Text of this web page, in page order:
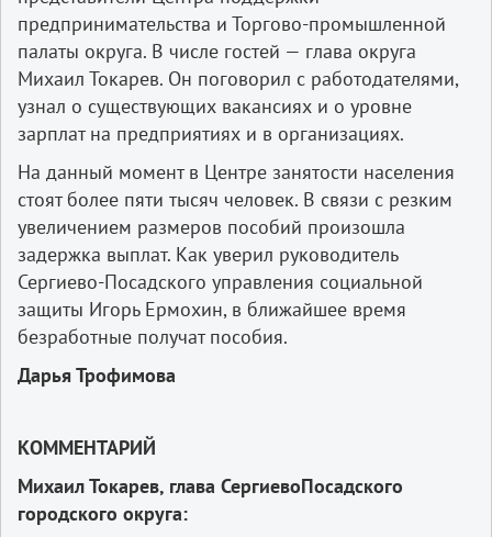
предпринимательства и Торгово-промышленной
палаты округа. В числе гостей — глава округа
Михаил Токарев. Он поговорил с работодателями,
узнал о существующих вакансиях и о уровне
зарплат на предприятиях и в организациях.
На данный момент в Центре занятости населения
стоят более пяти тысяч человек. В связи с резким
увеличением размеров пособий произошла
задержка выплат. Как уверил руководитель
Сергиево-Посадского управления социальной
защиты Игорь Ермохин, в ближайшее время
безработные получат пособия.
Дарья Трофимова
КОММЕНТАРИЙ
Михаил Токарев, глава СергиевоПосадского
городского округа: